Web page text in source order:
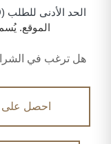
الحد الأدنى للطلب (MOQ):
الموقع.
هل ترغب في
احصل على